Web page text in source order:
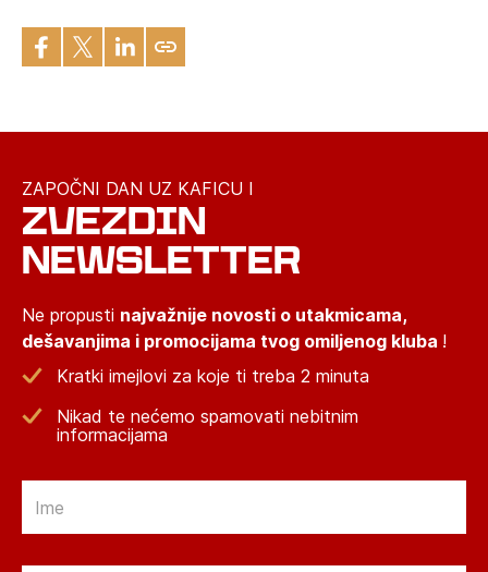
ZAPOČNI DAN UZ KAFICU I
ZVEZDIN
NEWSLETTER
Ne propusti najvažnije novosti o utakmicama,
dešavanjima i promocijama tvog omiljenog kluba !
Kratki imejlovi za koje ti treba 2 minuta
Nikad te nećemo spamovati nebitnim
informacijama